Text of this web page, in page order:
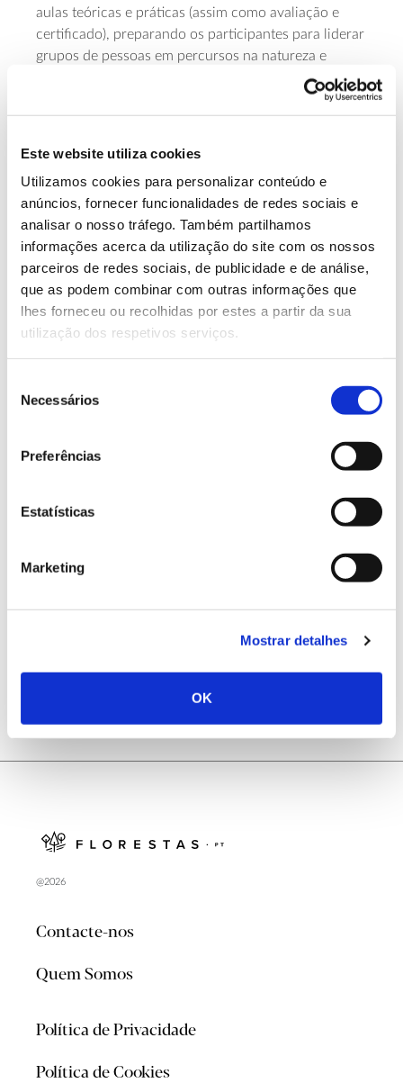
Este website utiliza cookies
Utilizamos cookies para personalizar conteúdo e
anúncios, fornecer funcionalidades de redes sociais e
analisar o nosso tráfego. Também partilhamos
informações acerca da utilização do site com os nossos
parceiros de redes sociais, de publicidade e de análise,
que as podem combinar com outras informações que
lhes forneceu ou recolhidas por estes a partir da sua
utilização dos respetivos serviços.
Necessários
Preferências
Estatísticas
Marketing
Mostrar detalhes
OK
aulas teóricas e práticas (assim como avaliação e
certificado), preparando os participantes para liderar
grupos de pessoas em percursos na natureza e
”. Decorre
no Centro de Ecologia Aplicada Professor Baeta
Neves (CEABN), do Instituto Superior de Agronomia
Saber mais
13.07.2026
Genoma do priolo e de outras espécies em risco:
conhecer para conservar
02.07.2026
Registar galhas de Trichi em acácia-das-espigas:
cidadãos chamados a ajudar
no verão 2026
@2026
Contacte-nos
Quem Somos
Política de Privacidade
Política de Cookies